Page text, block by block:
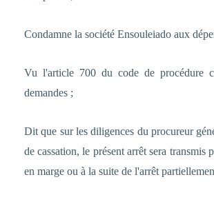
Condamne la société Ensouleiado aux
Vu l'article 700 du code de procédure
demandes ;
Dit que sur les diligences du procureur
de cassation, le présent arrêt sera transmis
en marge ou à la suite de l'arrêt